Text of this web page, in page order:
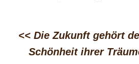
<< Die Zukunft gehört
Schönheit ihrer